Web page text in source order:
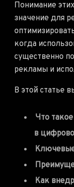
Понимание
значение для
когда
существенно
рекламы и
В этой статье
Что
в
Ключевые
Как